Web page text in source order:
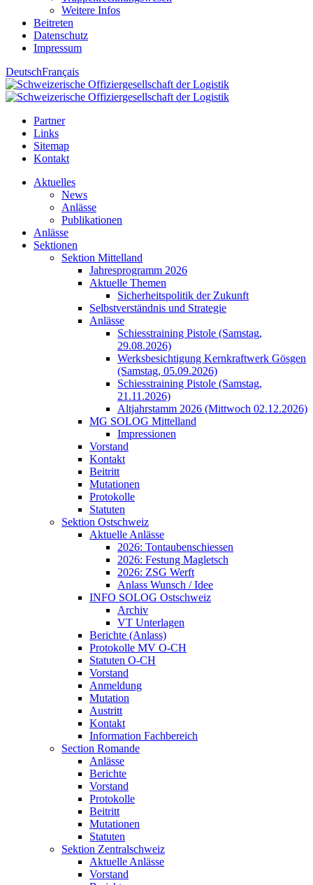
Weitere Infos
Beitreten
Datenschutz
Impressum
DeutschFrançais
Partner
Links
Sitemap
Kontakt
Aktuelles
News
Anlässe
Publikationen
Anlässe
Sektionen
Sektion Mittelland
Jahresprogramm 2026
Aktuelle Themen
Sicherheitspolitik der Zukunft
Selbstverständnis und Strategie
Anlässe
Schiesstraining Pistole (Samstag,
29.08.2026)
Werksbesichtigung Kernkraftwerk Gösgen
(Samstag, 05.09.2026)
Schiesstraining Pistole (Samstag,
21.11.2026)
Altjahrstamm 2026 (Mittwoch 02.12.2026)
MG SOLOG Mittelland
Impressionen
Vorstand
Kontakt
Beitritt
Mutationen
Protokolle
Statuten
Sektion Ostschweiz
Aktuelle Anlässe
2026: Tontaubenschiessen
2026: Festung Magletsch
2026: ZSG Werft
Anlass Wunsch / Idee
INFO SOLOG Ostschweiz
Archiv
VT Unterlagen
Berichte (Anlass)
Protokolle MV O-CH
Statuten O-CH
Vorstand
Anmeldung
Mutation
Austritt
Kontakt
Information Fachbereich
Section Romande
Anlässe
Berichte
Vorstand
Protokolle
Beitritt
Mutationen
Statuten
Sektion Zentralschweiz
Aktuelle Anlässe
Vorstand